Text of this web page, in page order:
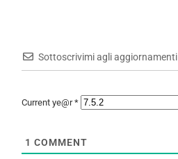
Sottoscrivimi agli aggiornamenti
Current ye@r*
1 COMMENT